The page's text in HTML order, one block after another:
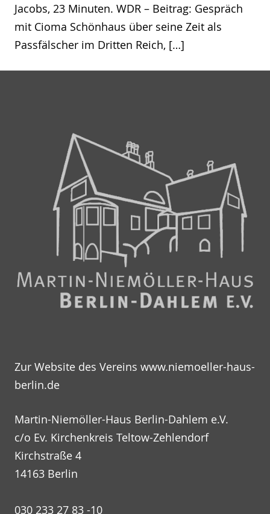
Jacobs, 23 Minuten. WDR – Beitrag: Gespräch
mit Cioma Schönhaus über seine Zeit als
Passfälscher im Dritten Reich, […]
Zur Website des Vereins www.niemoeller-haus-
berlin.de
Martin-Niemöller-Haus Berlin-Dahlem e.V.
c/o Ev. Kirchenkreis Teltow-Zehlendorf
Kirchstraße 4
14163 Berlin
030 233 27 83 -10